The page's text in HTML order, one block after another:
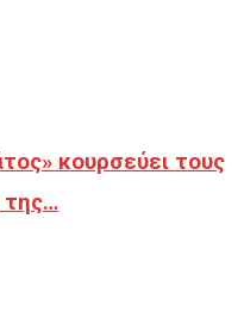
κουρσεύει τους
της…